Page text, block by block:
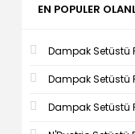
EN POPULER
Dampak Setüstü
Dampak Setüstü
Dampak Setüstü